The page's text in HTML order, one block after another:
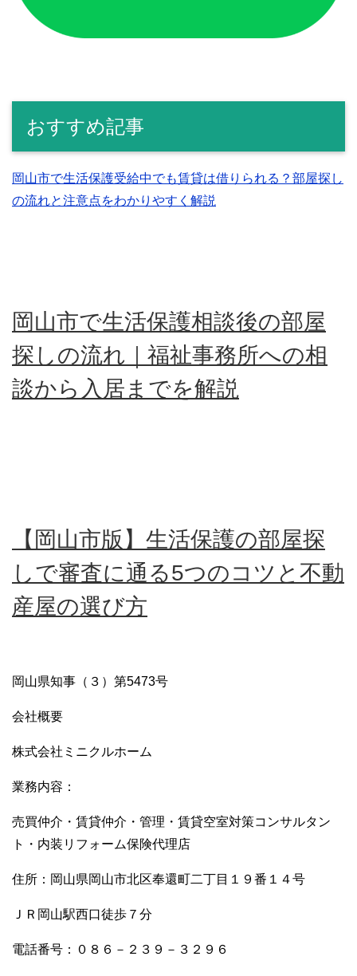
おすすめ記事
岡山市で生活保護受給中でも賃貸は借りられる？部屋探し
の流れと注意点をわかりやすく解説
岡山市で生活保護相談後の部屋
探しの流れ｜福祉事務所への相
談から入居までを解説
【岡山市版】生活保護の部屋探
しで審査に通る5つのコツと不動
産屋の選び方
岡山県知事（３）第5473号
会社概要
株式会社ミニクルホーム
業務内容：
売買仲介・賃貸仲介・管理・賃貸空室対策コンサルタン
ト・内装リフォーム保険代理店
住所：岡山県岡山市北区奉還町二丁目１９番１４号
ＪＲ岡山駅西口徒歩７分
電話番号：０８６－２３９－３２９６